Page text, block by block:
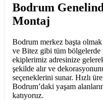
Bodrum
Montaj
Bodrum merkez başta
ve Bitez gibi tüm
ekiplerimiz adresinize
şekilde alır ve
seçeneklerini sunar. Hızlı
Bodrum’daki yaşam
katıyoruz.